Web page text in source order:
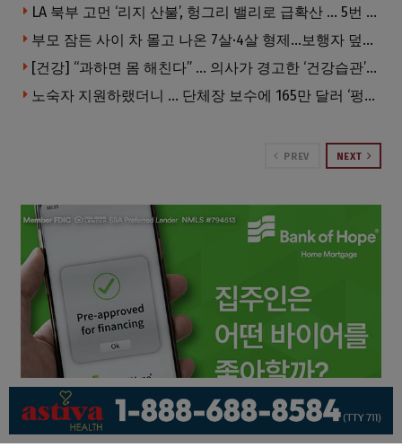
LA 북부 고먼 ‘리지 산불’, 헝그리 밸리로 급확산 … 5번 Fwy 양방향 전면 폐쇄
부모 잠든 사이 차 몰고 나온 7살·4살 형제…보행자 덮쳐 중태
[건강] “과하면 몸 해친다” … 의사가 경고한 ‘건강습관’ 5가지
노숙자 지원하랬더니 … 단체장 보수에 165만 달러 ‘펑펑’
PREV NEXT